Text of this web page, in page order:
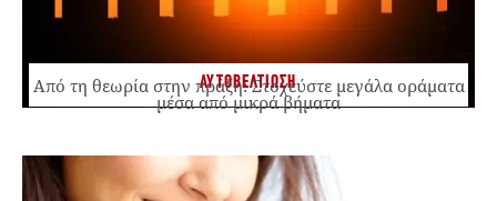
ΑΥΤΟΒΕΛΤΙΩΣΗ
Από τη θεωρία στην πράξη: Στοχεύστε μεγάλα οράματα
μέσα από μικρά βήματα